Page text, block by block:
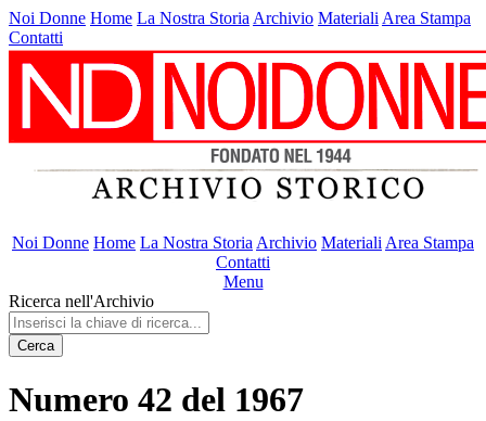
Noi Donne Home La Nostra Storia Archivio Materiali Area Stampa
Contatti
Noi Donne Home La Nostra Storia Archivio Materiali Area Stampa
Contatti
Menu
Ricerca nell'Archivio
Cerca
Numero 42 del 1967